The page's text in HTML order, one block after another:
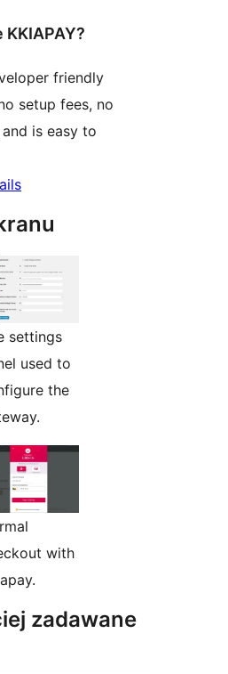
friendly
setup fees, no
is easy to
settings
used to
the
with
zadawane